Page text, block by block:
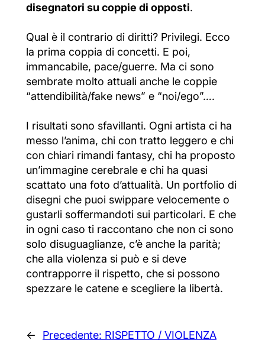
disegnatori su coppie di opposti.
Qual è il contrario di diritti? Privilegi. Ecco
la prima coppia di concetti. E poi,
immancabile, pace/guerre. Ma ci sono
sembrate molto attuali anche le coppie
“attendibilità/fake news” e “noi/ego”….
I risultati sono sfavillanti. Ogni artista ci ha
messo l’anima, chi con tratto leggero e chi
con chiari rimandi fantasy, chi ha proposto
un’immagine cerebrale e chi ha quasi
scattato una foto d’attualità. Un portfolio di
disegni che puoi swippare velocemente o
gustarli soffermandoti sui particolari. E che
in ogni caso ti raccontano che non ci sono
solo disuguaglianze, c’è anche la parità;
che alla violenza si può e si deve
contrapporre il rispetto, che si possono
spezzare le catene e scegliere la libertà.
← Precedente: RISPETTO / VIOLENZA